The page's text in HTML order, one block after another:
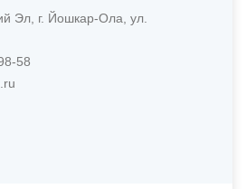
Эл, г. Йошкар-Ола, ул.
58